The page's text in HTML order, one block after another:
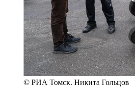
© РИА Томск. Никита Гольцов